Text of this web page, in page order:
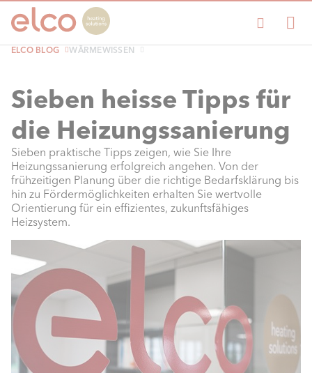
ELCO BLOG WÄRMEWISSEN
Sieben heisse Tipps für
die Heizungssanierung
Sieben praktische Tipps zeigen, wie Sie Ihre
Heizungssanierung erfolgreich angehen. Von der
frühzeitigen Planung über die richtige Bedarfsklärung bis
hin zu Fördermöglichkeiten erhalten Sie wertvolle
Orientierung für ein effizientes, zukunftsfähiges
Heizsystem.